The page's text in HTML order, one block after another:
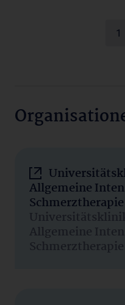
1
Allgemeine
Schmerztherapie
Allgemeine
Schmerztherapie